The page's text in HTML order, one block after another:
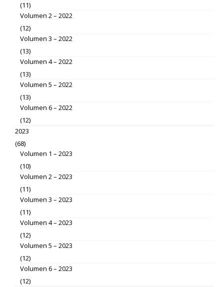
(11)
Volumen 2 – 2022
(12)
Volumen 3 – 2022
(13)
Volumen 4 – 2022
(13)
Volumen 5 – 2022
(13)
Volumen 6 – 2022
(12)
2023
(68)
Volumen 1 – 2023
(10)
Volumen 2 – 2023
(11)
Volumen 3 – 2023
(11)
Volumen 4 – 2023
(12)
Volumen 5 – 2023
(12)
Volumen 6 – 2023
(12)